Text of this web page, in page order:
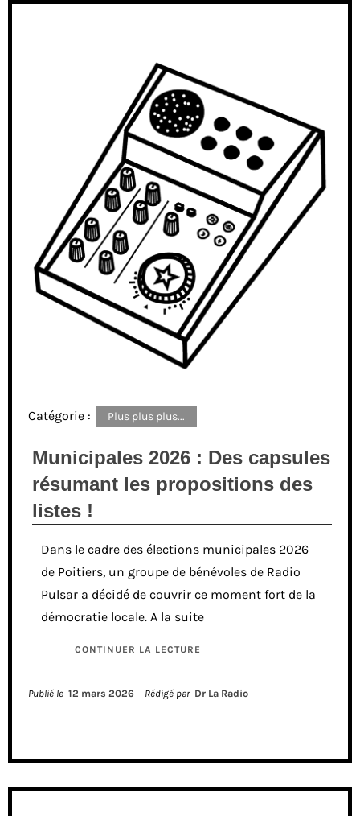
Catégorie : Plus plus plus...
Municipales 2026 : Des capsules
résumant les propositions des
listes !
Dans le cadre des élections municipales 2026
de Poitiers, un groupe de bénévoles de Radio
Pulsar a décidé de couvrir ce moment fort de la
démocratie locale. A la suite
CONTINUER LA LECTURE
Publié le 12 mars 2026 Rédigé par Dr La Radio